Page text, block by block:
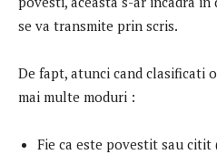
se va transmite prin scris.
De fapt, atunci cand clasificati
mai multe moduri :
Fie ca este povestit sau citit